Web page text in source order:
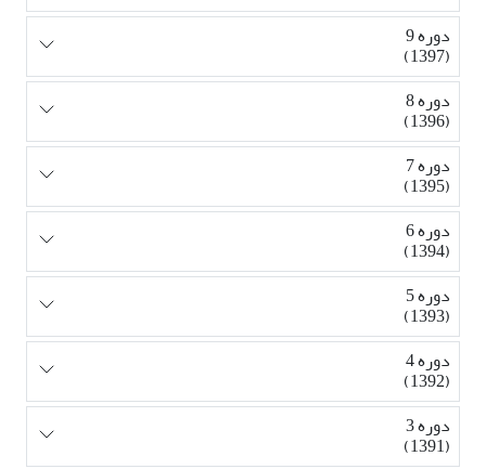
دوره 9
(1397)
دوره 8
(1396)
دوره 7
(1395)
دوره 6
(1394)
دوره 5
(1393)
دوره 4
(1392)
دوره 3
(1391)